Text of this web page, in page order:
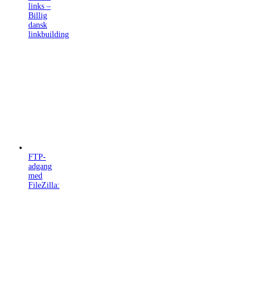
links –
Billig
dansk
linkbuilding
FTP-
adgang
med
FileZilla: